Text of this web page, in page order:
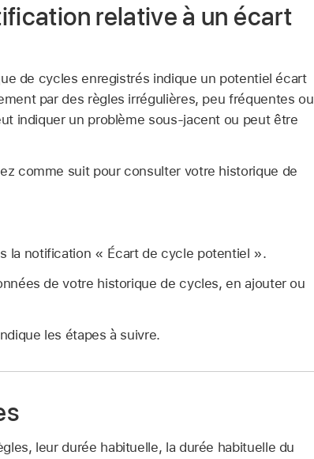
relative à un écart
de cycles enregistrés indique un potentiel écart
par des règles irrégulières, peu fréquentes ou
indiquer un problème sous-jacent ou peut être
comme suit pour consulter votre historique de
la notification « Écart de cycle potentiel ».
de votre historique de cycles, en ajouter ou
les étapes à suivre.
leur durée habituelle, la durée habituelle du